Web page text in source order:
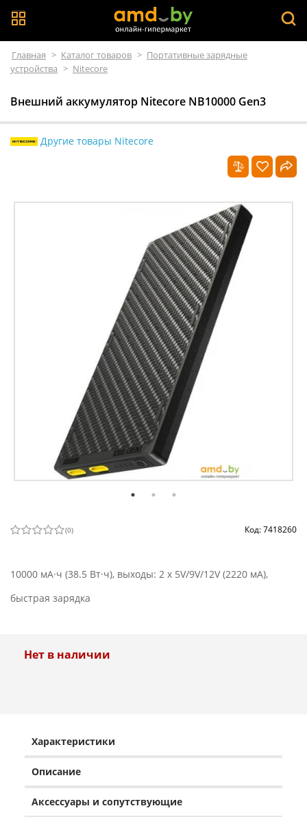
Главная > Каталог товаров > Портативные зарядные
устройства > Nitecore
Внешний аккумулятор Nitecore NB10000 Gen3
Другие товары Nitecore
(0) Код: 7418260
10000 мА·ч (38.5 Вт·ч), выходы: 2 x 5V/9V/12V (2220 мА),
быстрая зарядка
Нет в наличии
Характеристики
Описание
Аксессуары и сопутствующие